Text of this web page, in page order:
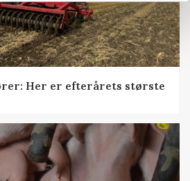
Her er efterårets største